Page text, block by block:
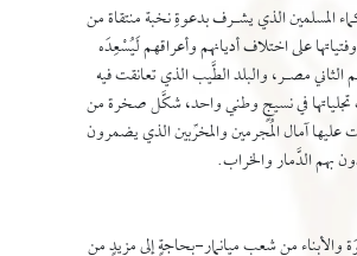
المسلمين الذي يشـرف بدعوةِ نخبة منتقاة من
على اختلاف أديانهم وأعراقهم لَيُسْعِدَه
الثاني مصـر، والبلد الطَّيب الذي تعانقت فيه
تجلياتها في نسيجٍ وطني واحد، شكَّل صخرة من
عليها آمال المُجرمين والمخرِّبين الذي يضمرون
بهم الدَّمار والخراب.
والأبناء من شعب ميانمار-بحاجةٍ إلى مزيدٍ من